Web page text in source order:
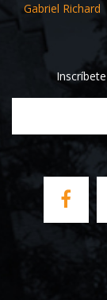
Gabriel Richard